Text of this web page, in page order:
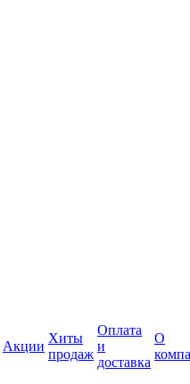
Акции
Хиты
продаж
Оплата
и
доставка
О